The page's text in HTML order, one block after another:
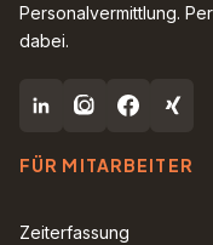
Personalvermittlung.
dabei.
FÜR MITARBEITER
Zeiterfassung